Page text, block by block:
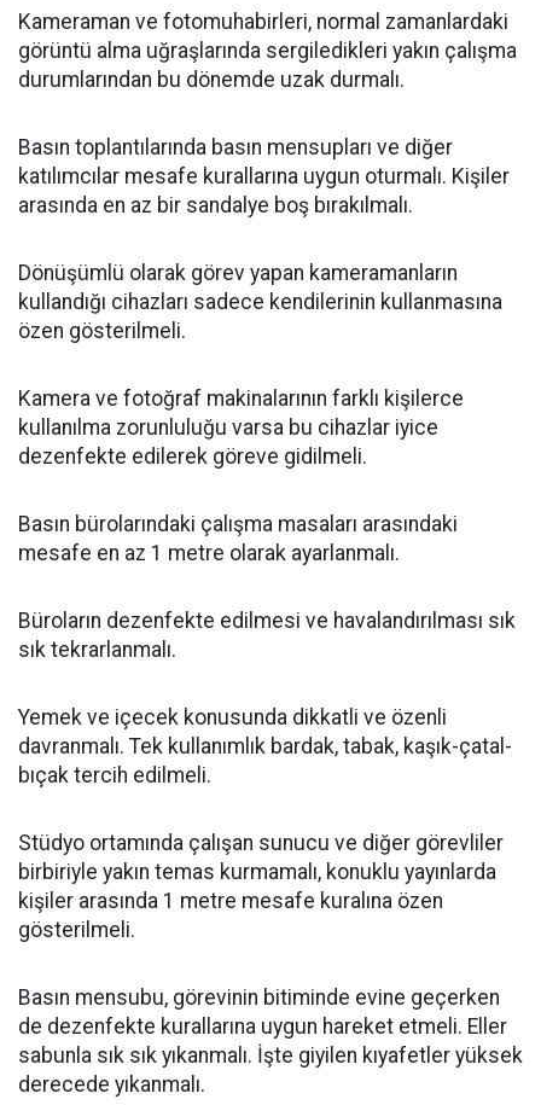
Kameraman ve fotomuhabirleri, normal zamanlardaki
görüntü alma uğraşlarında sergiledikleri yakın çalışma
durumlarından bu dönemde uzak durmalı.
Basın toplantılarında basın mensupları ve diğer
katılımcılar mesafe kurallarına uygun oturmalı. Kişiler
arasında en az bir sandalye boş bırakılmalı.
Dönüşümlü olarak görev yapan kameramanların
kullandığı cihazları sadece kendilerinin kullanmasına
özen gösterilmeli.
Kamera ve fotoğraf makinalarının farklı kişilerce
kullanılma zorunluluğu varsa bu cihazlar iyice
dezenfekte edilerek göreve gidilmeli.
Basın bürolarındaki çalışma masaları arasındaki
mesafe en az 1 metre olarak ayarlanmalı.
Büroların dezenfekte edilmesi ve havalandırılması sık
sık tekrarlanmalı.
Yemek ve içecek konusunda dikkatli ve özenli
davranmalı. Tek kullanımlık bardak, tabak, kaşık-çatal-
bıçak tercih edilmeli.
Stüdyo ortamında çalışan sunucu ve diğer görevliler
birbiriyle yakın temas kurmamalı, konuklu yayınlarda
kişiler arasında 1 metre mesafe kuralına özen
gösterilmeli.
Basın mensubu, görevinin bitiminde evine geçerken
de dezenfekte kurallarına uygun hareket etmeli. Eller
sabunla sık sık yıkanmalı. İşte giyilen kıyafetler yüksek
derecede yıkanmalı.